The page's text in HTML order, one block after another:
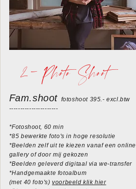
2-Photo Shoot
Fam.shoot fotoshoot395.- excl.btw
----------------------
*Fotoshoot, 60 min
*85 bewerkte foto's in hoge resolutie
*Beelden zelf uit te kiezen vanaf een online
gallery of door mij gekozen
*Beelden geleverd digitaal via we-transfer
*Handgemaakte fotoalbum
(met 40 foto's)voorbeeld klik hier